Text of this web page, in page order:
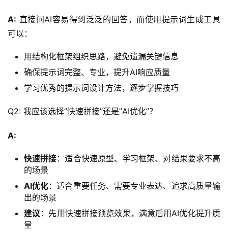
A: 直接问AI容易得到泛泛的回答，而使用提示词生成工具
可以：
用结构化框架组织思路，避免遗漏关键信息
确保提示词完整、专业，提升AI响应质量
学习优秀的提示词设计方法，逐步掌握技巧
Q2: 我应该选择”快速拼接”还是”AI优化”？
A:
快速拼接：适合快速原型、学习框架、对结果要求不高
的场景
AI优化：适合重要任务、需要专业表达、追求高质量输
出的场景
建议 ：先用快速拼接预览效果，满意后用AI优化提升质
量